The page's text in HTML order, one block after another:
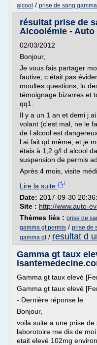
alcool / prise de sang
résultat prise de
Alcoolémie - Auto
02/03/2012
Bonjour,
Je vous fais partager
fautive, c était pas
moultes questions, lu
témoignage bizarres et
qq1.
Il y a un 1 an et demi j
volant (c'est mal, ne le
de l alcool est
l ai fait qd même, et je
étais à 1,2 g/l d alcool
suspension de permis
Après 4 mois, visite
Lire la suite
Date: 2017-09-30
Site : http://www.auto-
Thèmes liés : prise de
gamma gt permis / prise de
gamma gt/ resultat d
Gamma gt taux
Gamma gt taux elevé
Gamma gt taux elevé
- Dernière réponse le
Bonjour,
voila suite a une prise
laborotoire me dis de
etait elevé 102mg